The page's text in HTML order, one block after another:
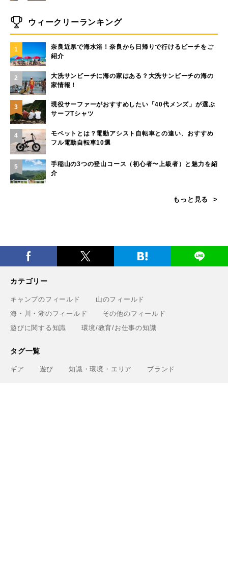
ウィークリーランキング
1
奈良近県で海水浴！奈良から日帰りで行けるビーチをご
紹介
2
大洗サンビーチに海の家はある？大洗サンビーチの海の
家情報！
3
現役サーファーがおすすめしたい「40代メンズ」が選ぶ
サーフTシャツ
4
モペットとは？電動アシスト自転車との違い、おすすめ
フル電動自転車10選
5
手稲山の3つの登山コース（初心者〜上級者）と魅力を紹
介
もっと見る
カテゴリー
キャンプのフィールド
山のフィールド
海・川・湖のフィールド
その他のフィールド
遊びに関する知識
環境/教育/お仕事の知識
タグ一覧
ギア 遊び 知識・環境・エリア ブランド